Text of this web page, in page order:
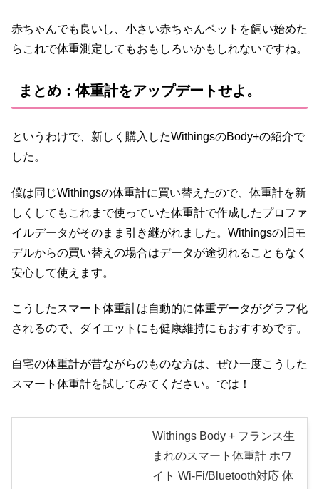
赤ちゃんでも良いし、小さい赤ちゃんペットを飼い始めた
らこれで体重測定してもおもしろいかもしれないですね。
まとめ：体重計をアップデートせよ。
というわけで、新しく購入したWithingsのBody+の紹介で
した。
僕は同じWithingsの体重計に買い替えたので、体重計を新
しくしてもこれまで使っていた体重計で作成したプロファ
イルデータがそのまま引き継がれました。Withingsの旧モ
デルからの買い替えの場合はデータが途切れることもなく
安心して使えます。
こうしたスマート体重計は自動的に体重データがグラフ化
されるので、ダイエットにも健康維持にもおすすめです。
自宅の体重計が昔ながらのものな方は、ぜひ一度こうした
スマート体重計を試してみてください。では！
Withings Body + フランス生
まれのスマート体重計 ホワ
イト Wi-Fi/Bluetooth対応 体